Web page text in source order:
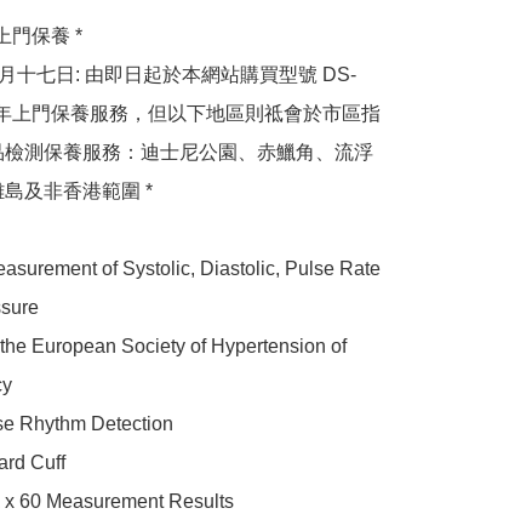
門保養 *
十七日: 由即日起於本網站購買型號 DS-
上門保養服務，但以下地區則祗會於市區指
測保養服務：迪士尼公園、赤鱲角、流浮
及非香港範圍 *